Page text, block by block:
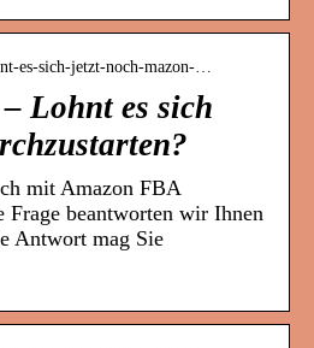
es-sich-jetzt-noch-mazon-…
Lohnt es sich
mit Amazon FBA
Frage beantworten wir Ihnen
Antwort mag Sie